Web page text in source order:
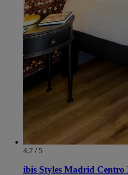
4.7 / 5
ibis Styles Madrid